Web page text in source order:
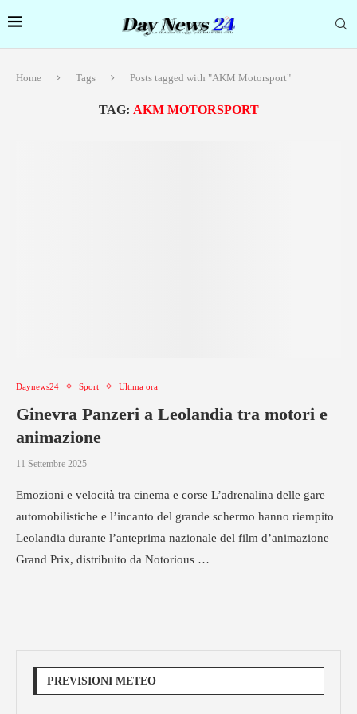
Home Tags Posts tagged with "AKM Motorsport"
TAG: AKM MOTORSPORT
Daynews24 Sport Ultima ora
Ginevra Panzeri a Leolandia tra motori e
animazione
11 Settembre 2025
Emozioni e velocità tra cinema e corse L’adrenalina delle gare
automobilistiche e l’incanto del grande schermo hanno riempito
Leolandia durante l’anteprima nazionale del film d’animazione
Grand Prix, distribuito da Notorious …
PREVISIONI METEO